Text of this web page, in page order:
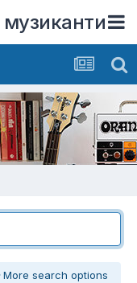
More search options